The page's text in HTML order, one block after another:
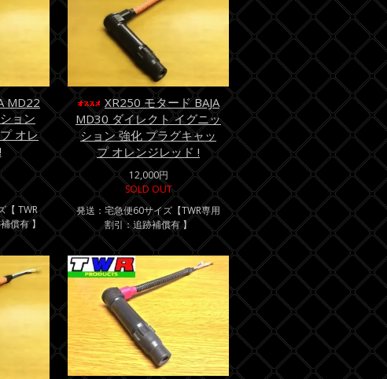
MD22
ョン
オレ
【 TWR
償有 】
XR250 モタード BAJA
MD30 ダイレクト イグニッ
ション 強化 プラグキャッ
プ オレンジレッド !
12,000円
SOLD OUT
発送：宅急便60サイズ【TWR専用
割引：追跡補償有 】